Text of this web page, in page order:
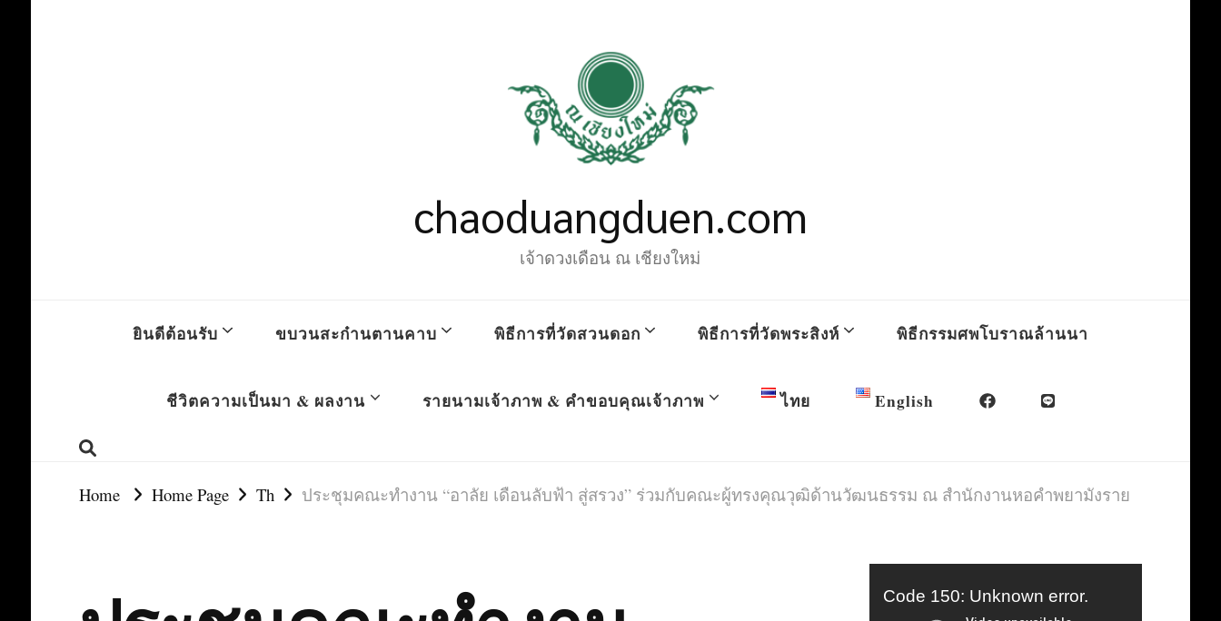
chaoduangduen.com
เจ้าดวงเดือน ณ เชียงใหม่
ยินดีต้อนรับ ขบวนสะก๋านตานคาบ พิธีการที่วัดสวนดอก พิธีการที่วัดพระสิงห์ พิธีกรรมศพโบราณล้านนา
ชีวิตความเป็นมา & ผลงาน รายนามเจ้าภาพ & คำขอบคุณเจ้าภาพ ไทย English
Home Home Page Th ประชุมคณะทำงาน “อาลัย เดือนลับฟ้า สู่สรวง” ร่วมกับคณะผู้ทรงคุณวุฒิด้านวัฒนธรรม ณ สำนักงานหอคำพยามังราย
Code 150: Unknown error.